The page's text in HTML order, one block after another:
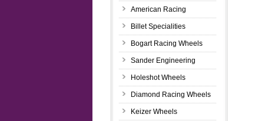
American Racing
Billet Specialities
Bogart Racing Wheels
Sander Engineering
Holeshot Wheels
Diamond Racing Wheels
Keizer Wheels